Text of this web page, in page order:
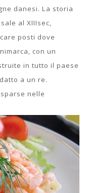
danesi. La storia
al XIIIsec,
posti dove
con un
in tutto il paese
a un re.
nelle